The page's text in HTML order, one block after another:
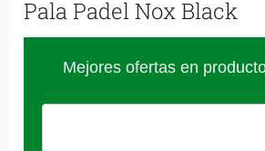
Pala Padel Nox Black
Mejores ofertas en